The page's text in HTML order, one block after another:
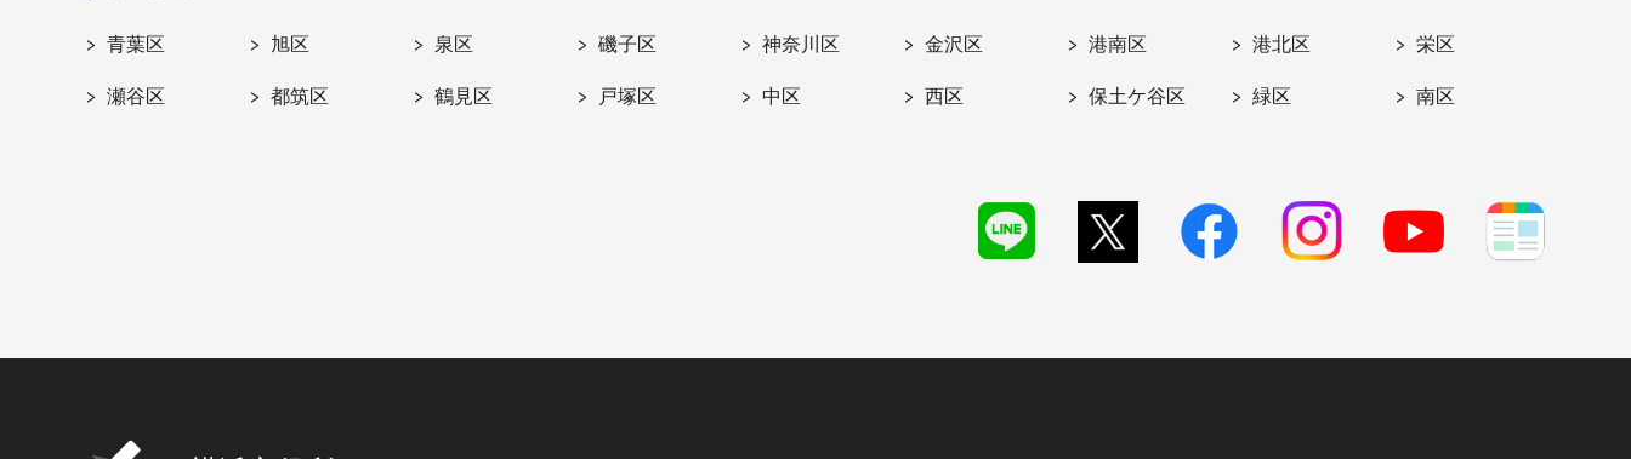
青葉区 旭区 泉区 磯子区 神奈川区 金沢区 港南区 港北区 栄区
瀬谷区 都筑区 鶴見区 戸塚区 中区 西区 保土ケ谷区 緑区 南区